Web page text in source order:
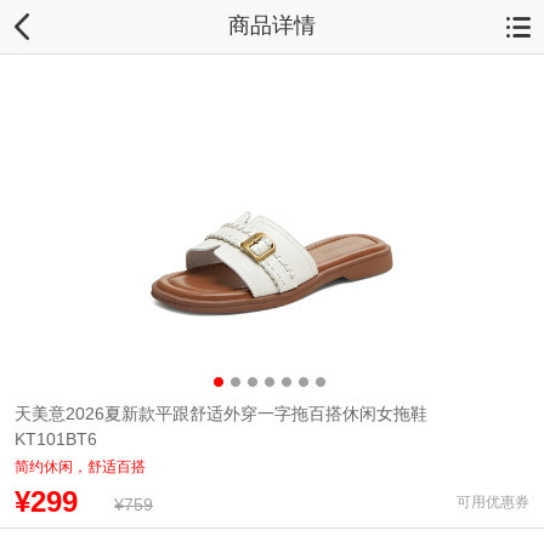
商品详情
天美意2026夏新款平跟舒适外穿一字拖百搭休闲女拖鞋
KT101BT6
简约休闲，舒适百搭
¥299 ¥759 可用优惠券